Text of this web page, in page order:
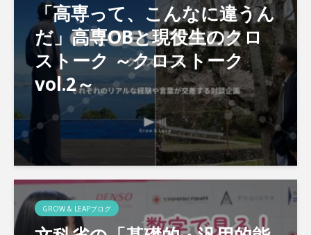
「高専って、こんなに違うん
だ」高専OBと現役生のクロ
ストーク ～クロストーク
vol.2～
GROW & LEAPブログ